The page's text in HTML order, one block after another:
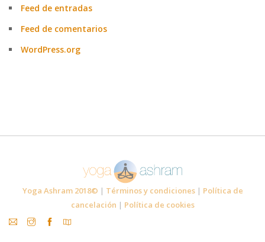
Feed de entradas
Feed de comentarios
WordPress.org
Yoga Ashram 2018© | Términos y condiciones| Política de
cancelación | Política de cookies